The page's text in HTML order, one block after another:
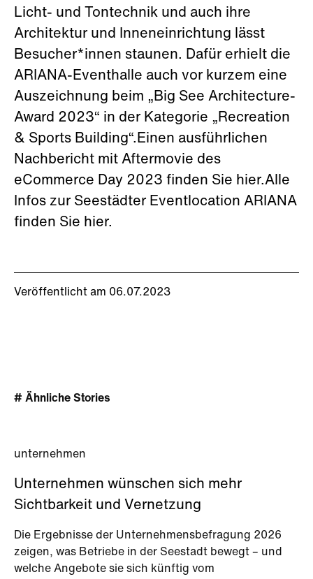
Veröffentlicht am 06.07.2023
Licht- und Tontechnik und auch ihre
Architektur und Inneneinrichtung lässt
Besucher*innen staunen. Dafür erhielt die
ARIANA-Eventhalle auch vor kurzem eine
Auszeichnung beim „Big See Architecture-
Award 2023“ in der Kategorie „Recreation
& Sports Building“.Einen ausführlichen
Nachbericht mit Aftermovie des
eCommerce Day 2023 finden Sie hier.Alle
Infos zur Seestädter Eventlocation ARIANA
finden Sie hier.
# Ähnliche Stories
unternehmen
Unternehmen wünschen sich mehr
Sichtbarkeit und Vernetzung
Die Ergebnisse der Unternehmensbefragung 2026
zeigen, was Betriebe in der Seestadt bewegt – und
welche Angebote sie sich künftig vom